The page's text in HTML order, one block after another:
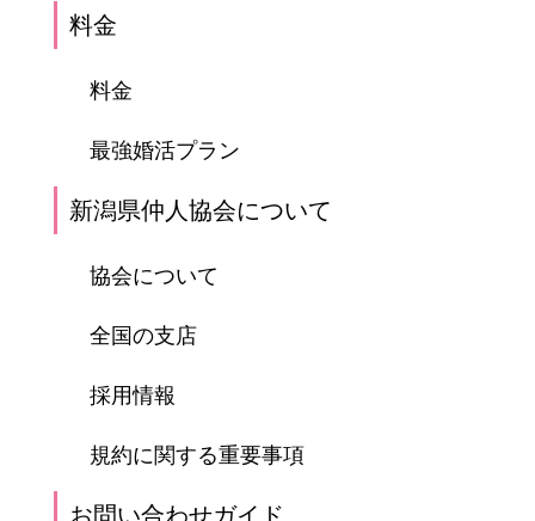
料金
料金
最強婚活プラン
新潟県仲人協会について
協会について
全国の支店
採用情報
規約に関する重要事項
お問い合わせガイド